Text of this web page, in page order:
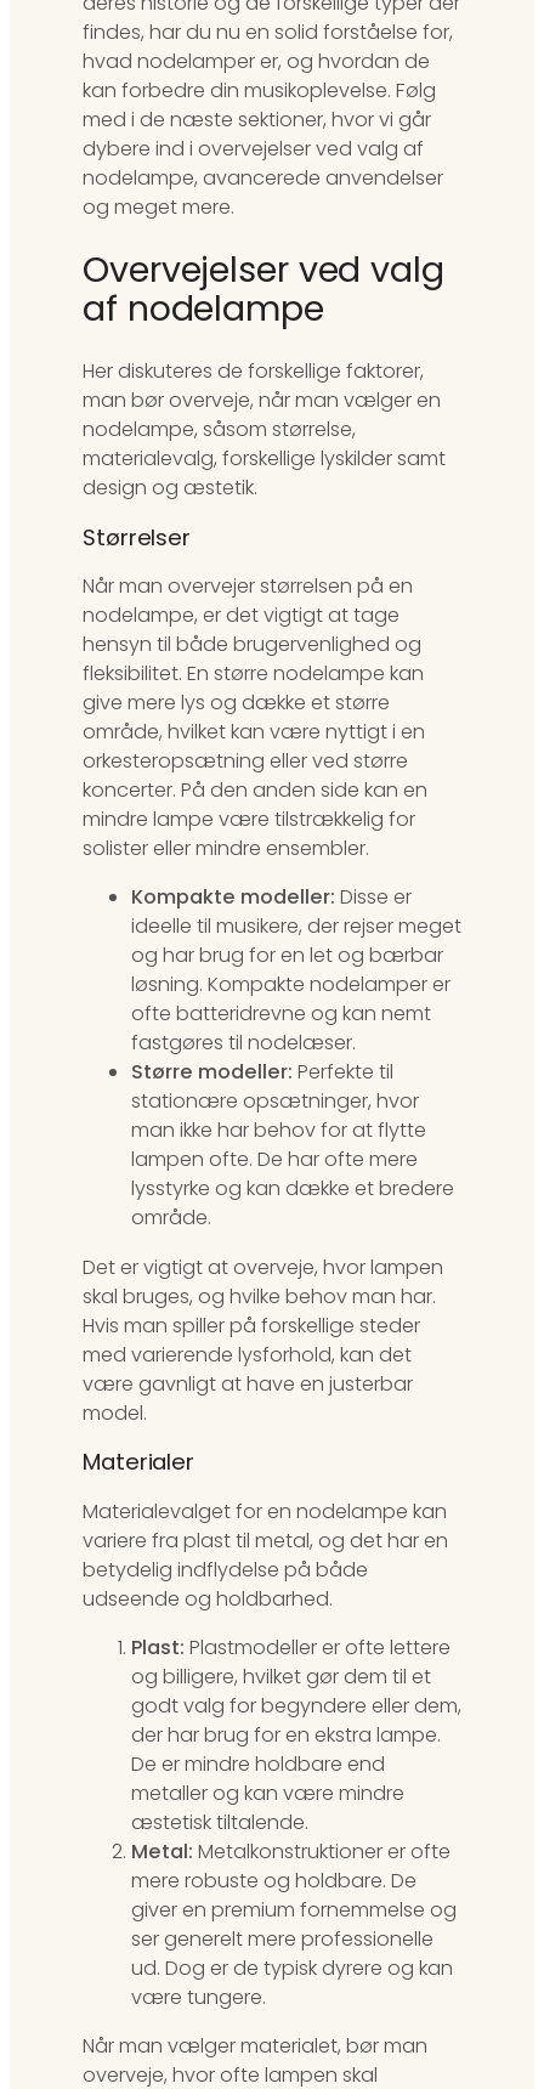
findes, har du nu en solid forståelse for,
hvad nodelamper er, og hvordan de
kan forbedre din musikoplevelse. Følg
med i de næste sektioner, hvor vi går
dybere ind i overvejelser ved valg af
nodelampe, avancerede anvendelser
og meget mere.
Overvejelser ved valg
af nodelampe
Her diskuteres de forskellige faktorer,
man bør overveje, når man vælger en
nodelampe, såsom størrelse,
materialevalg, forskellige lyskilder samt
design og æstetik.
Størrelser
Når man overvejer størrelsen på en
nodelampe, er det vigtigt at tage
hensyn til både brugervenlighed og
fleksibilitet. En større nodelampe kan
give mere lys og dække et større
område, hvilket kan være nyttigt i en
orkesteropsætning eller ved større
koncerter. På den anden side kan en
mindre lampe være tilstrækkelig for
solister eller mindre ensembler.
Kompakte modeller: Disse er
ideelle til musikere, der rejser meget
og har brug for en let og bærbar
løsning. Kompakte nodelamper er
ofte batteridrevne og kan nemt
fastgøres til nodelæser.
Større modeller: Perfekte til
stationære opsætninger, hvor
man ikke har behov for at flytte
lampen ofte. De har ofte mere
lysstyrke og kan dække et bredere
område.
Det er vigtigt at overveje, hvor lampen
skal bruges, og hvilke behov man har.
Hvis man spiller på forskellige steder
med varierende lysforhold, kan det
være gavnligt at have en justerbar
model.
Materialer
Materialevalget for en nodelampe kan
variere fra plast til metal, og det har en
betydelig indflydelse på både
udseende og holdbarhed.
Plast: Plastmodeller er ofte lettere
og billigere, hvilket gør dem til et
godt valg for begyndere eller dem,
der har brug for en ekstra lampe.
De er mindre holdbare end
metaller og kan være mindre
æstetisk tiltalende.
Metal: Metalkonstruktioner er ofte
mere robuste og holdbare. De
giver en premium fornemmelse og
ser generelt mere professionelle
ud. Dog er de typisk dyrere og kan
være tungere.
Når man vælger materialet, bør man
overveje, hvor ofte lampen skal